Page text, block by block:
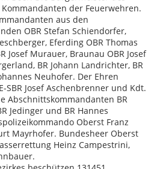
der Feuerwehren.
aus den
OBR Stefan Schiendorfer,
Eferding OBR Thomas
Josef Murauer, Braunau OBR Josef
BR Johann Landrichter, BR
Neuhofer. Der Ehren
SBR Josef Aschenbrenner und Kdt.
Abschnittskommandanten BR
Jedinger und BR Hannes
Oberst Franz
Mayrhofer. Bundesheer Oberst
Heinz Campestrini,